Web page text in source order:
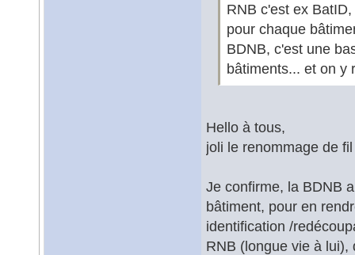
RNB c'est ex
pour chaque
BDNB, c'est une
bâtiments... et on y
Hello à tous,
joli le renommage de
Je confirme, la BDNB
bâtiment, pour en
identification /
RNB (longue vie à